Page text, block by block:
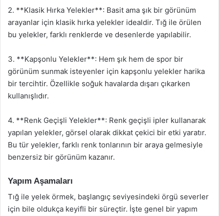
2. **Klasik Hırka Yelekler**: Basit ama şık bir görünüm
arayanlar için klasik hırka yelekler idealdir. Tığ ile örülen
bu yelekler, farklı renklerde ve desenlerde yapılabilir.
3. **Kapşonlu Yelekler**: Hem şık hem de spor bir
görünüm sunmak isteyenler için kapşonlu yelekler harika
bir tercihtir. Özellikle soğuk havalarda dışarı çıkarken
kullanışlıdır.
4. **Renk Geçişli Yelekler**: Renk geçişli ipler kullanarak
yapılan yelekler, görsel olarak dikkat çekici bir etki yaratır.
Bu tür yelekler, farklı renk tonlarının bir araya gelmesiyle
benzersiz bir görünüm kazanır.
Yapım Aşamaları
Tığ ile yelek örmek, başlangıç seviyesindeki örgü severler
için bile oldukça keyifli bir süreçtir. İşte genel bir yapım